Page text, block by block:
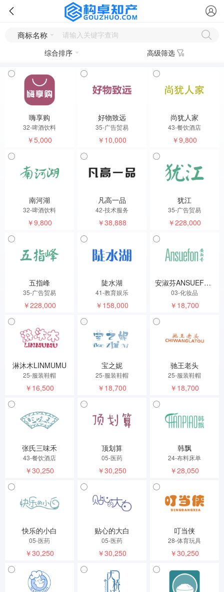
商标名称
综合排序 高级筛选
嗨享购
32-啤酒饮料
￥5,000
好物致远
35-广告贸易
￥10,000
尚犹人家
43-餐饮酒店
￥9,800
南河湖
32-啤酒饮料
￥9,800
凡高一品
42-技术服务
￥38,888
犹江
35-广告贸易
￥228,000
五指峰
35-广告贸易
￥228,000
陡水湖
41-教育娱乐
￥158,000
安淑芬ANSUEFON
03-化妆品
￥18,700
淋沐木LINMUMU
25-服装鞋帽
￥16,500
宝之妮
25-服装鞋帽
￥18,700
驰王老头
25-服装鞋帽
￥18,700
张氏三味禾
43-餐饮酒店
￥30,250
顶划算
05-医药
￥30,250
韩飘
24-布料床单
￥28,050
快乐的小白
05-医药
￥30,250
贴心的大白
05-医药
￥30,250
叮当侠
28-体育玩具
￥30,250